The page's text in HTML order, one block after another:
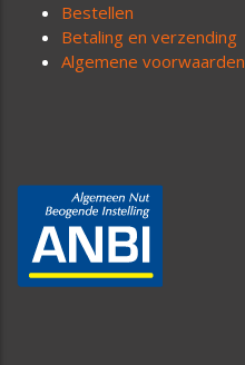
Bestellen
Betaling en verzending
Algemene voorwaarden